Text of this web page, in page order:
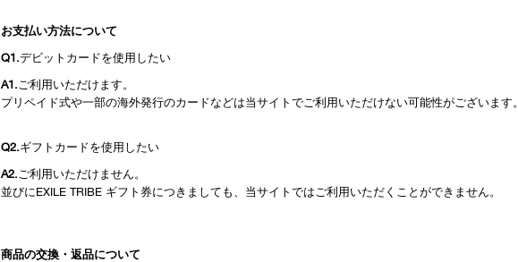
お支払い方法について
Q1.デビットカードを使用したい
A1.ご利用いただけます。
プリペイド式や一部の海外発行のカードなどは当サイトでご利用いただけない可能性がございます。
Q2.ギフトカードを使用したい
A2.ご利用いただけません。
並びにEXILE TRIBE ギフト券につきましても、当サイトではご利用いただくことができません。
商品の交換・返品について